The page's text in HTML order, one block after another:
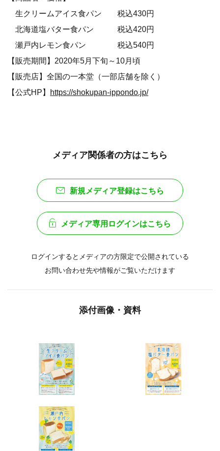
生クリームアイス食パン 税込430円
北海道塩バター食パン 税込420円
瀬戸内レモン食パン 税込540円
【販売期間】2020年5月下旬～10月頃
【販売店】全国の一本堂（一部店舗を除く）
【公式HP】 https://shokupan-ippondo.jp/
メディア関係者の方はこちら
新規メディア登録はこちら
メディア専用ログインはこちら
ログインするとメディアの方限定で公開されている
お問い合わせ先や情報がご覧いただけます
添付画像・資料